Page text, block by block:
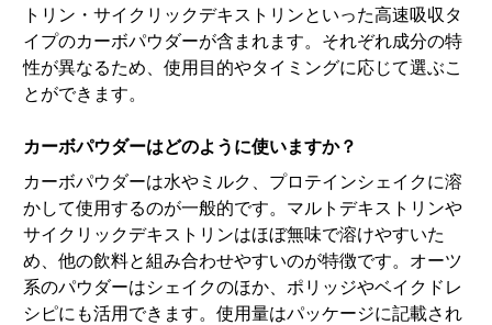
トリン・サイクリックデキストリンといった高速吸収タ
イプのカーボパウダーが含まれます。それぞれ成分の特
性が異なるため、使用目的やタイミングに応じて選ぶこ
とができます。
カーボパウダーはどのように使いますか？
カーボパウダーは水やミルク、プロテインシェイクに溶
かして使用するのが一般的です。マルトデキストリンや
サイクリックデキストリンはほぼ無味で溶けやすいた
め、他の飲料と組み合わせやすいのが特徴です。オーツ
系のパウダーはシェイクのほか、ポリッジやベイクドレ
シピにも活用できます。使用量はパッケージに記載され